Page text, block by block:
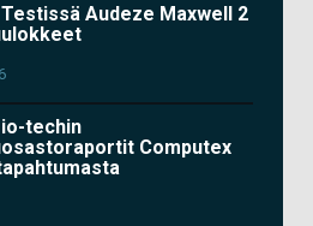
Audeze Maxwell 2
techin
Computex